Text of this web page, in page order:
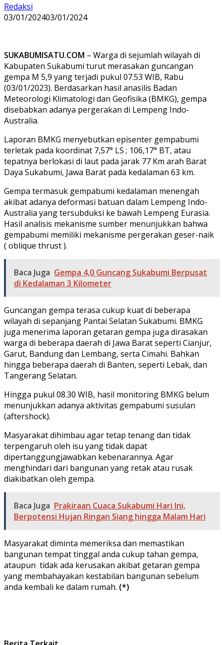
Redaksi
03/01/202403/01/2024
SUKABUMISATU.COM – Warga di sejumlah wilayah di
Kabupaten Sukabumi turut merasakan guncangan
gempa M 5,9 yang terjadi pukul 07.53 WIB, Rabu
(03/01/2023). Berdasarkan hasil anasilis Badan
Meteorologi Klimatologi dan Geofisika (BMKG), gempa
disebabkan adanya pergerakan di Lempeng Indo-
Australia.
Laporan BMKG menyebutkan episenter gempabumi
terletak pada koordinat 7,57° LS ; 106,17° BT, atau
tepatnya berlokasi di laut pada jarak 77 Km arah Barat
Daya Sukabumi, Jawa Barat pada kedalaman 63 km.
Gempa termasuk gempabumi kedalaman menengah
akibat adanya deformasi batuan dalam Lempeng Indo-
Australia yang tersubduksi ke bawah Lempeng Eurasia.
Hasil analisis mekanisme sumber menunjukkan bahwa
gempabumi memiliki mekanisme pergerakan geser-naik
( oblique thrust ).
Baca Juga Gempa 4,0 Guncang Sukabumi Berpusat
di Kedalaman 3 Kilometer
Guncangan gempa terasa cukup kuat di beberapa
wilayah di sepanjang Pantai Selatan Sukabumi. BMKG
juga menerima laporan getaran gempa juga dirasakan
warga di beberapa daerah di Jawa Barat seperti Cianjur,
Garut, Bandung dan Lembang, serta Cimahi. Bahkan
hingga beberapa daerah di Banten, seperti Lebak, dan
Tangerang Selatan.
Hingga pukul 08.30 WIB, hasil monitoring BMKG belum
menunjukkan adanya aktivitas gempabumi susulan
(aftershock).
Masyarakat dihimbau agar tetap tenang dan tidak
terpengaruh oleh isu yang tidak dapat
dipertanggungjawabkan kebenarannya. Agar
menghindari dari bangunan yang retak atau rusak
diakibatkan oleh gempa.
Baca Juga Prakiraan Cuaca Sukabumi Hari Ini,
Berpotensi Hujan Ringan Siang hingga Malam Hari
Masyarakat diminta memeriksa dan memastikan
bangunan tempat tinggal anda cukup tahan gempa,
ataupun tidak ada kerusakan akibat getaran gempa
yang membahayakan kestabilan bangunan sebelum
anda kembali ke dalam rumah. (*)